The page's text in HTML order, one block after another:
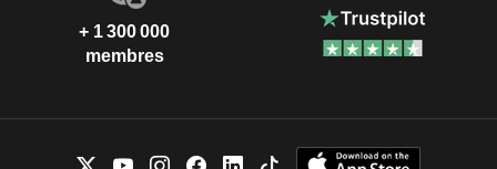
+ 1 300 000
membres